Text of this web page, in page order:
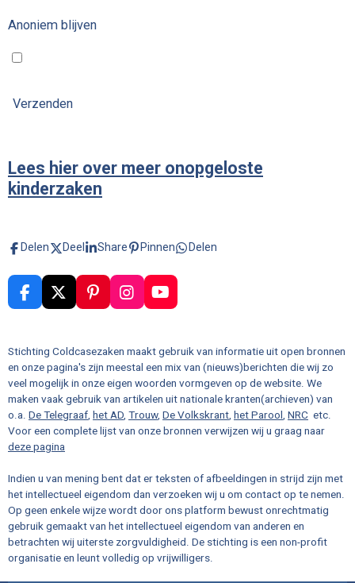
Anoniem blijven
Verzenden
Lees hier over meer onopgeloste
kinderzaken
Delen Deel Share Pinnen Delen
F
a
e
b
o
o
k
X
P
i
e
r
e
s
t
I
n
a
g
r
a
m
Y
o
u
b
e
Stichting Coldcasezaken maakt gebruik van informatie uit open bronnen
en onze pagina's zijn meestal een mix van (nieuws)berichten die wij zo
veel mogelijk in onze eigen woorden vormgeven op de website. We
maken vaak gebruik van artikelen uit nationale kranten(archieven) van
o.a. De Telegraaf het AD Trouw, De Volkskrant het Parool NRC etc.
Voor een complete lijst van onze bronnen verwijzen wij u graag naar
deze pagina
Indien u van mening bent dat er teksten of afbeeldingen in strijd zijn met
het intellectueel eigendom dan verzoeken wij u om contact op te nemen.
Op geen enkele wijze wordt door ons platform bewust onrechtmatig
gebruik gemaakt van het intellectueel eigendom van anderen en
betrachten wij uiterste zorgvuldigheid. De stichting is een non-profit
organisatie en leunt volledig op vrijwilligers.